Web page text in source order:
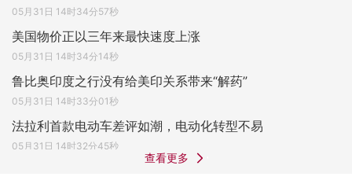
05月31日 14时34分57秒
美国物价正以三年来最快速度上涨
05月31日 14时34分14秒
鲁比奥印度之行没有给美印关系带来“解药”
05月31日 14时33分01秒
法拉利首款电动车差评如潮，电动化转型不易
05月31日 14时32分45秒
查看更多